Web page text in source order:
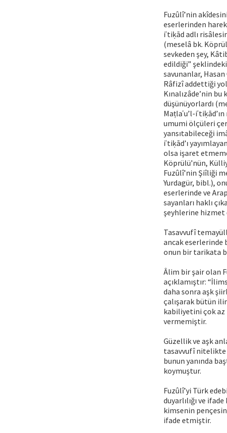
Fuzûlî’nin
eserlerinden
iʿtiḳād adlı
(meselâ bk.
sevkeden şey,
edildiği”
savunanlar, Hasan
Râfizî addettiği
Kınalızâde’nin
düşünüyorlardı
Maṭlaʿu’l-
umumi ölçüleri
yansıtabileceği
iʿtiḳād’ı
olsa işaret
Köprülü’nün,
Fuzûlî’nin Şiîliği
Yurdagür, bibl.),
eserlerinde ve
sayanları haklı
şeyhlerine hizmet
Tasavvufî
ancak eserlerinde
onun bir tarikata
Âlim bir şair olan
açıklamıştır:
daha sonra aşk
çalışarak bütün
kabiliyetini çok az
vermemiştir.
Güzellik ve aşk
tasavvufî nitelikte
bunun yanında
koymuştur.
Fuzûlî’yi Türk
duyarlılığı ve
kimsenin
ifade etmiştir.